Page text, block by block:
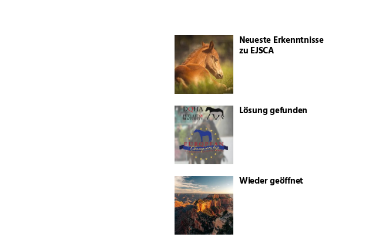
Neueste Erkenntnisse
zu EJSCA
Lösung gefunden
Wieder geöffnet